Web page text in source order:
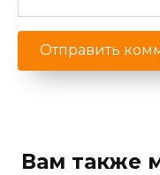
Вам также